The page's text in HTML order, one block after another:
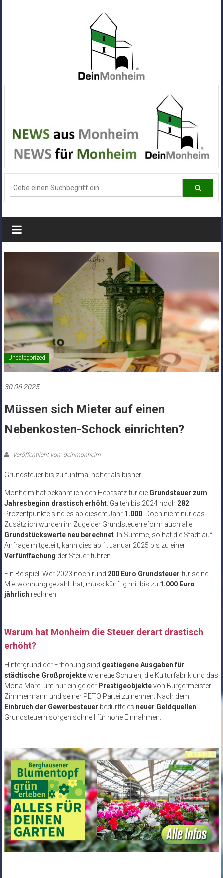
Alle
News
aus
Deiner
Stadt
Monheim
Uncategorized
30.06.2025
Müssen sich Mieter auf einen
Nebenkosten-Schock einrichten?
Veröffentlicht von: deinmonheim
Grundsteuer bis zu fünfmal höher als bisher!
Monheim hat bekanntlich den Hebesatz für die Grundsteuer zum
Jahresbeginn drastisch erhöht. Galten bis 2024 noch 282
Prozentpunkte sind es ab diesem Jahr 1.000! Doch nicht nur das.
Zusätzlich wurden im Zuge der Grundsteuerreform auch alle
Grundstückswerte neu berechnet. In Summe, so hat die Stadt auf
Anfrage mitgeteilt, kann dies ab 1. Januar 2025 bis zu einer
Verfünffachung der Steuer führen.
Ein Beispiel: Wer 2023 noch rund 200 Euro Grundsteuer für seine
Mietwohnung gezahlt hat, muss künftig mit bis zu 1.000 Euro
jährlich rechnen.
Warum hat Monheim die Steuer derart drastisch
erhöht?
Hintergrund der Erhöhung sind gestiegene Ausgaben für
städtische Großprojektewie neue Schulen, die Kulturfabrik und das
Mona Mare, um nur einige der Prestigeobjektevon Bürgermeister
Zimmermann und seiner PETO Partei zu nennen. Nach dem
Einbruch der Gewerbesteuer bedurfte es neuer Geldquellen.
Grundsteuern sorgen schnell für hohe Einnahmen.